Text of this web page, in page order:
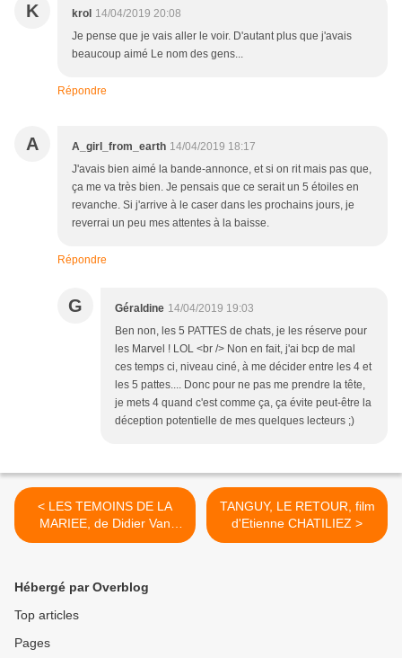
K krol 14/04/2019 20:08
Je pense que je vais aller le voir. D'autant plus que j'avais
beaucoup aimé Le nom des gens...
Répondre
A A_girl_from_earth 14/04/2019 18:17
J'avais bien aimé la bande-annonce, et si on rit mais pas que,
ça me va très bien. Je pensais que ce serait un 5 étoiles en
revanche. Si j'arrive à le caser dans les prochains jours, je
reverrai un peu mes attentes à la baisse.
Répondre
G Géraldine 14/04/2019 19:03
Ben non, les 5 PATTES de chats, je les réserve pour
les Marvel ! LOL <br /> Non en fait, j'ai bcp de mal
ces temps ci, niveau ciné, à me décider entre les 4 et
les 5 pattes.... Donc pour ne pas me prendre la tête,
je mets 4 quand c'est comme ça, ça évite peut-être la
déception potentielle de mes quelques lecteurs ;)
< LES TEMOINS DE LA
MARIEE, de Didier Van
CAUWELAERT
TANGUY, LE RETOUR, film
d'Etienne CHATILIEZ >
Hébergé par Overblog
Top articles
Pages